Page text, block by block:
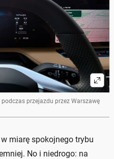
przejazdu przez Warszawę
miarę spokojnego trybu
No i niedrogo: na